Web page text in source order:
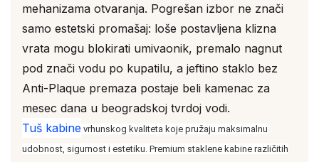
mehanizama otvaranja. Pogrešan izbor ne znači
samo estetski promašaj: loše postavljena klizna
vrata mogu blokirati umivaonik, premalo nagnut
pod znači vodu po kupatilu, a jeftino staklo bez
Anti-Plaque premaza postaje beli kamenac za
mesec dana u beogradskoj tvrdoj vodi.
Tuš kabine vrhunskog kvaliteta koje pružaju maksimalnu
udobnost, sigurnost i estetiku. Premium staklene kabine različitih